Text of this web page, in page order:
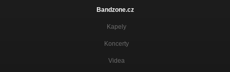
Bandzone.cz
Kapely
Koncerty
Videa